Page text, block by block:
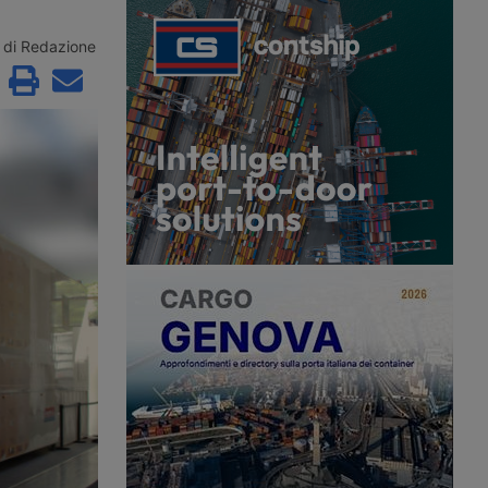
delegato
che ripercorre anche
dell’evento, ma anche dopo, le
redazioni di TrasportoEuropa e
Uomini e Trasporti raccoglieranno le
voci della comunità del trasporto e
della logistica.
di Redazione